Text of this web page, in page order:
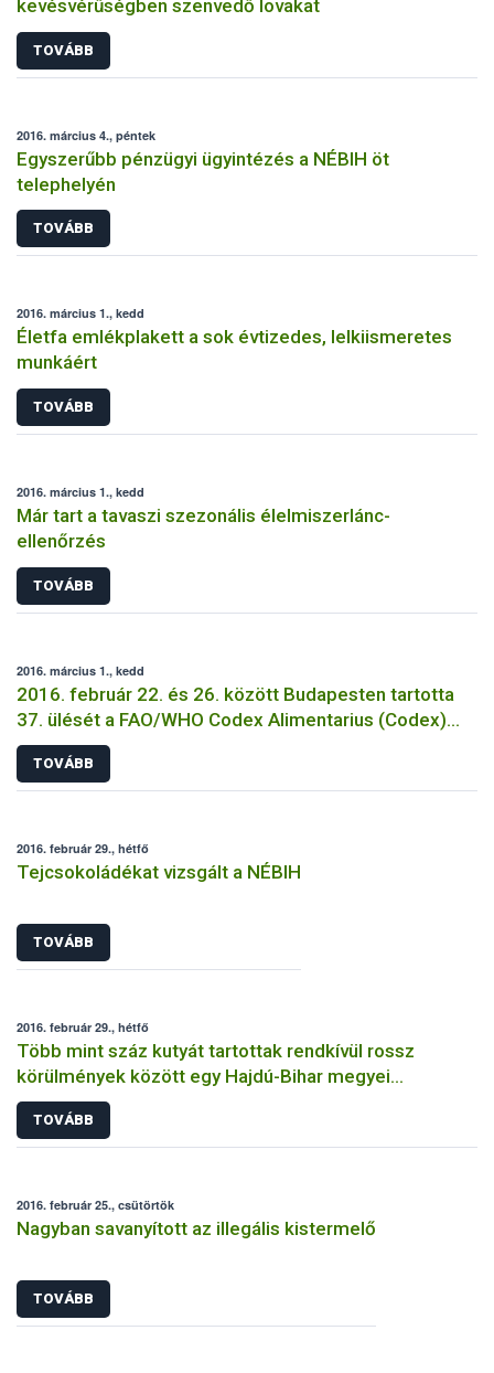
kevésvérűségben szenvedő lovakat
TOVÁBB
2016. március 4., péntek
Egyszerűbb pénzügyi ügyintézés a NÉBIH öt
telephelyén
TOVÁBB
2016. március 1., kedd
Életfa emlékplakett a sok évtizedes, lelkiismeretes
munkáért
TOVÁBB
2016. március 1., kedd
Már tart a tavaszi szezonális élelmiszerlánc-
ellenőrzés
TOVÁBB
2016. március 1., kedd
2016. február 22. és 26. között Budapesten tartotta
37. ülését a FAO/WHO Codex Alimentarius (Codex)
Analitikai és Mintavételi Módszerek szakbizottsága
(CCMAS)
TOVÁBB
2016. február 29., hétfő
Tejcsokoládékat vizsgált a NÉBIH
TOVÁBB
2016. február 29., hétfő
Több mint száz kutyát tartottak rendkívül rossz
körülmények között egy Hajdú-Bihar megyei
tenyészetben
TOVÁBB
2016. február 25., csütörtök
Nagyban savanyított az illegális kistermelő
TOVÁBB